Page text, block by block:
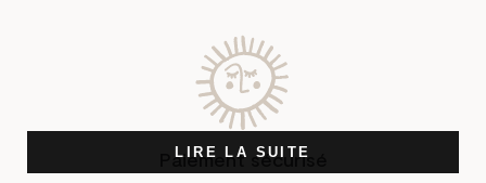
LIRE LA SUITE
Paiement sécurisé